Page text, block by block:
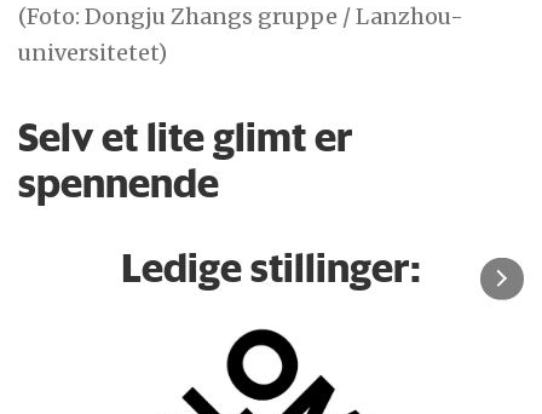
(Foto: Dongju Zhangs gruppe / Lanzhou-
universitetet)
Selv et lite glimt er
spennende
Ledige stillinger: